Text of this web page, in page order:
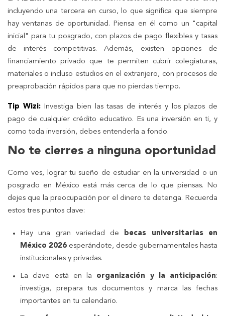
incluyendo una tercera en curso, lo que significa que siempre
hay ventanas de oportunidad. Piensa en él como un "capital
inicial" para tu posgrado, con plazos de pago flexibles y tasas
de interés competitivas. Además, existen opciones de
financiamiento privado que te permiten cubrir colegiaturas,
materiales o incluso estudios en el extranjero, con procesos de
preaprobación rápidos para que no pierdas tiempo.
Tip Wizi:Investiga bien las tasas de interés y los plazos de
pago de cualquier crédito educativo. Es una inversión en ti, y
como toda inversión, debes entenderla a fondo.
No te cierres a ninguna oportunidad
Como ves, lograr tu sueño de estudiar en la universidad o un
posgrado en México está más cerca de lo que piensas. No
dejes que la preocupación por el dinero te detenga. Recuerda
estos tres puntos clave:
Hay una gran variedad de becas universitarias en
México 2026 esperándote, desde gubernamentales hasta
institucionales y privadas.
La clave está en la organización y la anticipación:
investiga, prepara tus documentos y marca las fechas
importantes en tu calendario.